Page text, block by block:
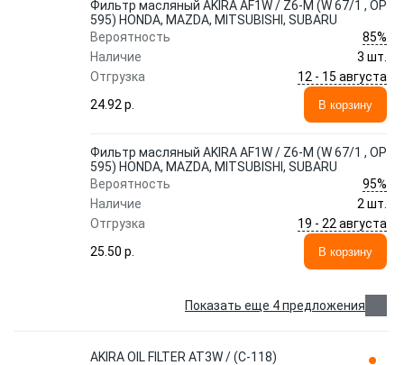
Фильтр масляный AKIRA AF1W / Z6-M (W 67/1 , OP
595) HONDA, MAZDA, MITSUBISHI, SUBARU
Вероятность
85%
Наличие
3 шт.
Отгрузка
12 - 15 августа
24.92 p.
В корзину
Фильтр масляный AKIRA AF1W / Z6-M (W 67/1 , OP
595) HONDA, MAZDA, MITSUBISHI, SUBARU
Вероятность
95%
Наличие
2 шт.
Отгрузка
19 - 22 августа
25.50 p.
В корзину
Показать еще 4 предложения
AKIRA OIL FILTER AT3W / (C-118)